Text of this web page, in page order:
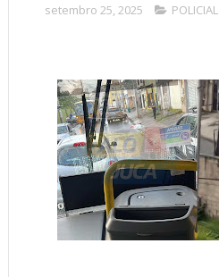
setembro 25, 2025 POLICIAL